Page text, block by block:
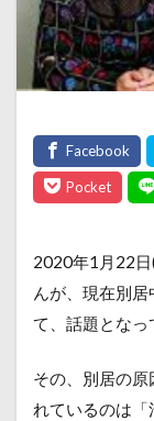
2020年1月22日
んが、現在別
て、話題となっ
その、別居の
れているのは